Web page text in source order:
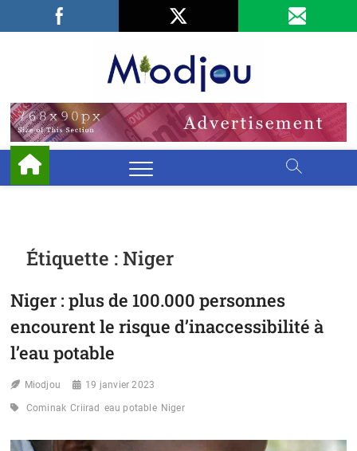
Facebook
LinkedIn
Étiquette :Niger
Niger : plus de 100.000 personnes
encourent le risque d’inaccessibilité à
l’eau potable
Miodjou 19 janvier 2023
Cominak Criirad eau potable Niger